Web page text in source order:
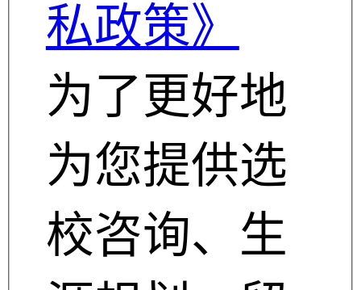
私政策》
为了更好地
为您提供选
校咨询、生